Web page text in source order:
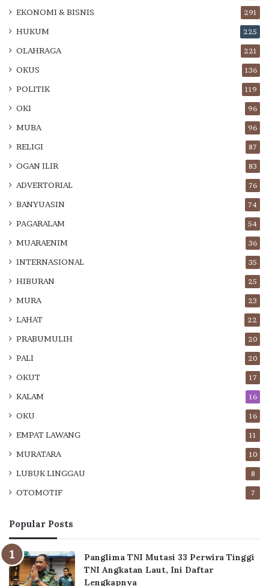
EKONOMI & BISNIS 291
HUKUM 225
OLAHRAGA 221
OKUS 136
POLITIK 119
OKI 96
MUBA 96
RELIGI 87
OGAN ILIR 83
ADVERTORIAL 76
BANYUASIN 74
PAGARALAM 54
MUARAENIM 36
INTERNASIONAL 35
HIBURAN 25
MURA 23
LAHAT 22
PRABUMULIH 20
PALI 20
OKUT 17
KALAM 16
OKU 16
EMPAT LAWANG 11
MURATARA 10
LUBUK LINGGAU 8
OTOMOTIF 7
Popular Posts
Panglima TNI Mutasi 33 Perwira Tinggi
TNI Angkatan Laut, Ini Daftar
Lengkapnya